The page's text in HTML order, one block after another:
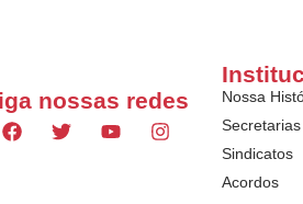
nossas redes
Nossa
Sindicatos
Acordos